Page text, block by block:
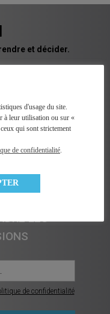
et décider.
analyse factuelle
et sans arrière
ni placement.
route, pour vous
faciles et plus
LES
de confidentialité
d'usage du site.
à leur utilisation ou sur «
qui sont strictement
de confidentialité